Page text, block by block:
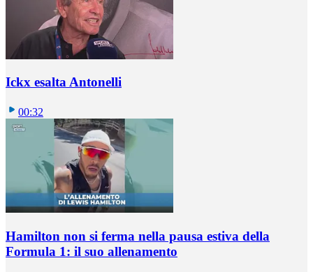
Ickx esalta Antonelli
00:32
Hamilton non si ferma nella pausa estiva della
Formula 1: il suo allenamento